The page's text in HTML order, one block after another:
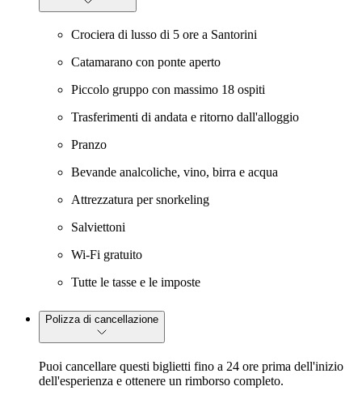
Crociera di lusso di 5 ore a Santorini
Catamarano con ponte aperto
Piccolo gruppo con massimo 18 ospiti
Trasferimenti di andata e ritorno dall'alloggio
Pranzo
Bevande analcoliche, vino, birra e acqua
Attrezzatura per snorkeling
Salviettoni
Wi-Fi gratuito
Tutte le tasse e le imposte
Polizza di cancellazione
Puoi cancellare questi biglietti fino a 24 ore prima dell'inizio
dell'esperienza e ottenere un rimborso completo.